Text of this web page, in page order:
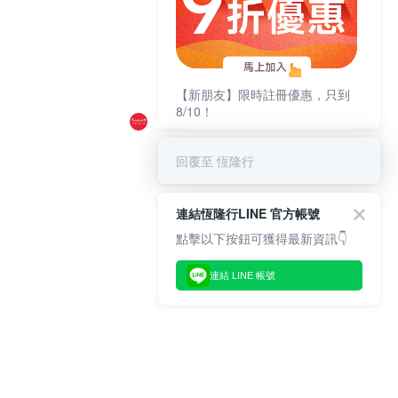
【新朋友】限時註冊優惠，只到
8/10！
回覆至 恆隆行
連結恆隆行LINE 官方帳號
點擊以下按鈕可獲得最新資訊👇
連結 LINE 帳號